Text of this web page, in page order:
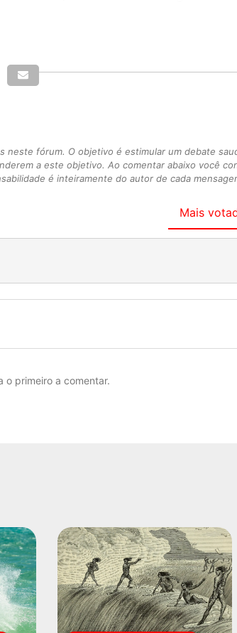
neste fórum. O objetivo é estimular um debate
a este objetivo. Ao comentar abaixo você
é inteiramente do autor de cada
Mais
o primeiro a comentar.